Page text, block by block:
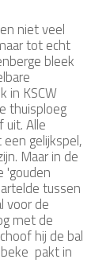
niet veel
tot echt
bleek
in KSCW
thuisploeg
uit. Alle
gelijkspel,
Maar in de
'gouden
tussen
voor de
met de
hij de bal
pakt in